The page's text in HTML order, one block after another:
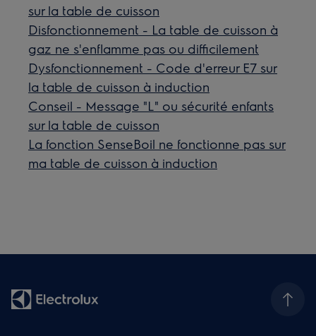
sur la table de cuisson
Disfonctionnement - La table de cuisson à
gaz ne s'enflamme pas ou difficilement
Dysfonctionnement - Code d'erreur E7 sur
la table de cuisson à induction
Conseil - Message "L" ou sécurité enfants
sur la table de cuisson
La fonction SenseBoil ne fonctionne pas sur
ma table de cuisson à induction